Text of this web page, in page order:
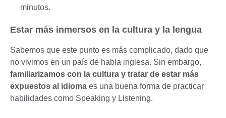
minutos.
Estar más inmersos en la cultura y la lengua
Sabemos que este punto es más complicado, dado que
no vivimos en un país de habla inglesa. Sin embargo,
familiarizamos con la cultura y tratar de estar más
expuestos al idioma es una buena forma de practicar
habilidades como Speaking y Listening.